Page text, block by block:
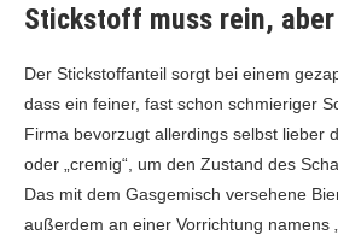
Stickstoff muss rein,
Der Stickstoffanteil sorgt bei einem
dass ein feiner, fast schon schmieriger
Firma bevorzugt allerdings selbst lieber
oder „cremig“, um den Zustand des
Das mit dem Gasgemisch versehene
außerdem an einer Vorrichtung namens „